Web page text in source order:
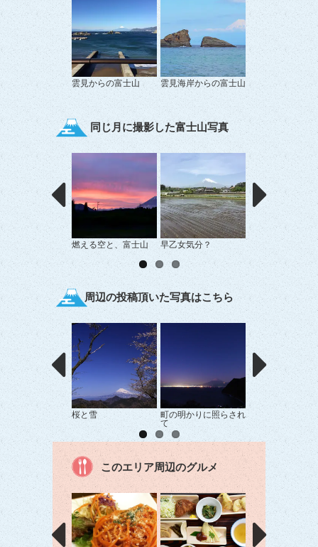
雲見からの富士山 雲見海岸からの富士山
同じ月に撮影した富士山写真
燃える空と、富士山 早乙女気分？ Ｒ１からの富士山
周辺の投稿頂いた写真はこちら
桜と雪
町の明かりに照らされ
て
達磨山にて
このエリア周辺のグルメ